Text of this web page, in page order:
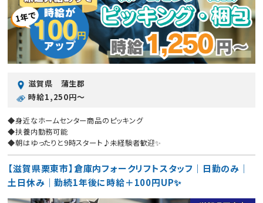
滋賀県 蒲生郡
時給1,250円〜
◆身近なホームセンター商品のピッキング
◆扶養内勤務可能
◆朝はゆったりと9時スタート♪未経験者歓迎✨
【滋賀県栗東市】倉庫内フォークリフトスタッフ｜日勤のみ｜
土日休み｜勤続1年後に時給＋100円UP✨